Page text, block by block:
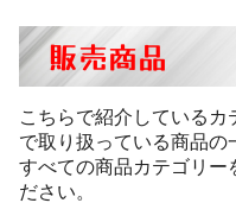
販売商品
こちらで紹介しているカ
で取り扱っている商品の
すべての商品カテゴリー
ださい。